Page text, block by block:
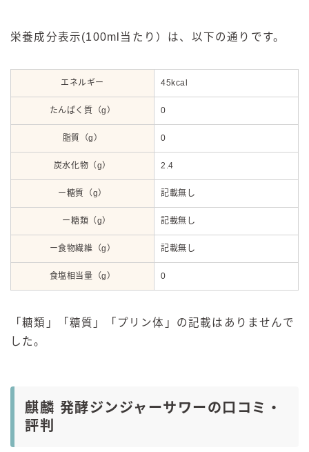
栄養成分表示(100ml当たり）は、以下の通りです。
エネルギー 45kcal
たんぱく質（g） 0
脂質（g） 0
炭水化物（g） 2.4
ー糖質（g） 記載無し
ー糖類（g） 記載無し
ー食物繊維（g） 記載無し
食塩相当量（g） 0
「糖類」「糖質」「プリン体」の記載はありませんで
した。
麒麟 発酵ジンジャーサワーの口コミ・
評判